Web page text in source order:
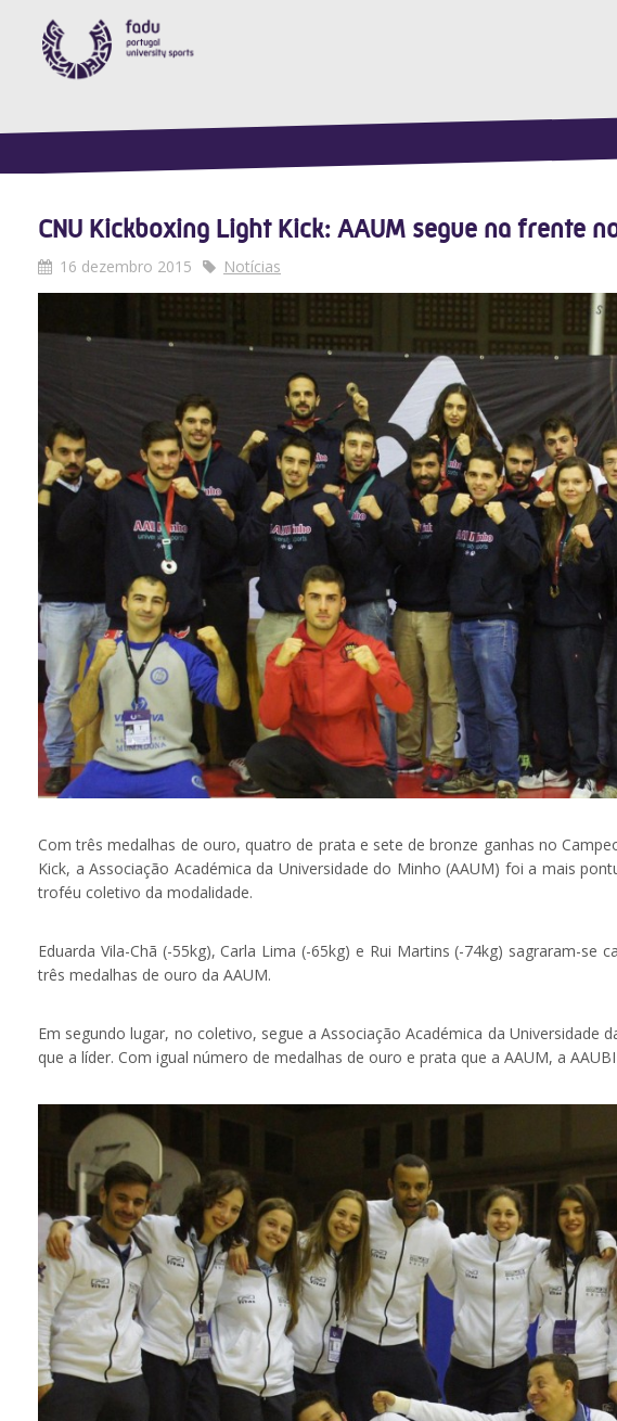
CNU Kickboxing Light Kick: AAUM segue na frente
16 dezembro 2015 Notícias
Com três medalhas de ouro, quatro de prata e sete de bronze ganhas no
Kick, a Associação Académica da Universidade do Minho (AAUM) foi a mais
troféu coletivo da modalidade.
Eduarda Vila-Chã (-55kg), Carla Lima (-65kg) e Rui Martins (-74kg) sagraram-se
três medalhas de ouro da AAUM.
Em segundo lugar, no coletivo, segue a Associação Académica da
que a líder. Com igual número de medalhas de ouro e prata que a AAUM, a